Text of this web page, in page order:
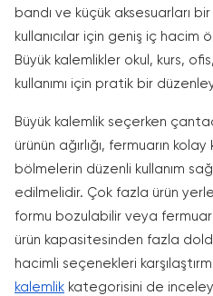
bandı ve küçük aksesuarları
kullanıcılar için geniş iç
Büyük kalemlikler okul, kurs,
kullanımı için pratik bir
Büyük kalemlik seçerken
ürünün ağırlığı, fermuarın
bölmelerin düzenli kullanım
edilmelidir. Çok fazla ürün
formu bozulabilir veya
ürün kapasitesinden fazla
hacimli seçenekleri
kalemlik kategorisini de